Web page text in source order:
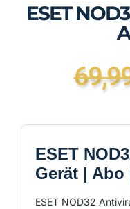
ESET
ESET
Gerät | Abo
ESET NOD32